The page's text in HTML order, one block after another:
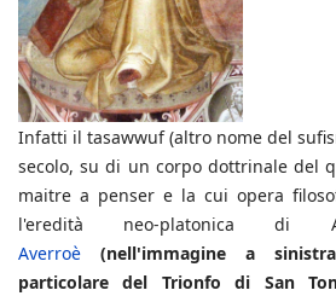
Infatti il tasawwuf (altro nome del
secolo, su di un corpo dottrinale del
maitre a penser e la cui opera
l'eredità neo-platonica di
Averroè
(nell'immagine a
particolare del Trionfo di San